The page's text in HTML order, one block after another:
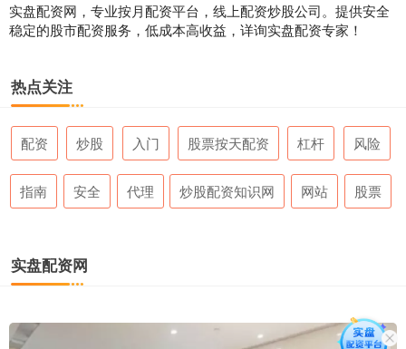
实盘配资网，专业按月配资平台，线上配资炒股公司。提供安全
稳定的股市配资服务，低成本高收益，详询实盘配资专家！
热点关注
配资 炒股 入门 股票按天配资 杠杆 风险
指南 安全 代理 炒股配资知识网 网站 股票
实盘配资网